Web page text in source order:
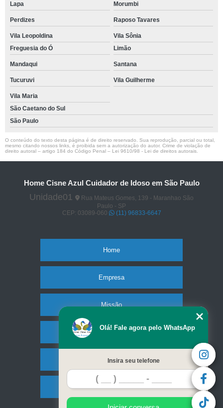
Lapa Morumbi
Perdizes Raposo Tavares
Vila Leopoldina
Vila Sônia
Freguesia do Ó
Limão
Mandaqui Santana
Tucuruvi Vila Guilherme
Vila Maria
São Caetano do Sul
São Paulo
O conteúdo do texto desta página é de direito reservado. Sua reprodução, parcial ou total,
mesmo citando nossos links, é proibida sem a autorização do autor. Crime de violação de
direito autoral – artigo 184 do Código Penal – Lei 9610/98 - Lei de direitos autorais.
Home Cisne Azul Cuidador de Idoso em São Paulo
Unidade01
Rua Mateus Gomes, 139 - Maranhao São
Paulo - SP
CEP: 03089-060
(11) 96833-6647
Home
Empresa
Missão
Serviços
Contato
Mapa do site
Olá! Fale agora pelo WhatsApp
Insira seu telefone